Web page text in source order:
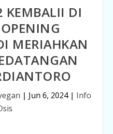
KEMBALII DI
MERIAHKAN
| Jun 6, 2024| Info